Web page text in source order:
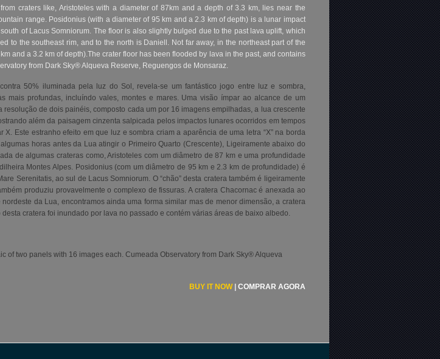
craters like, Aristoteles with a diameter of 87km and a depth of 3.3 km, lies near the
range. Posidonius (with a diameter of 95 km and a 2.3 km of depth) is a lunar impact
of Lacus Somniorum. The floor is also slightly bulged due to the past lava uplift, which
to the southeast rim, and to the north is Daniell. Not far away, in the northeast part of the
and a 3.2 km of depth).The crater floor has been flooded by lava in the past, and contains
from Dark Sky® Alqueva Reserve, Reguengos de Monsaraz.
50% iluminada pela luz do Sol, revela-se um fantástico jogo entre luz e sombra,
mais profundas, incluíndo vales, montes e mares. Uma visão ímpar ao alcance de um
de dois painéis, composto cada um por 16 imagens empilhadas, a lua crescente
além da paisagem cinzenta salpicada pelos impactos lunares ocorridos em tempos
Este estranho efeito em que luz e sombra criam a aparência de uma letra “X” na borda
horas antes da Lua atingir o Primeiro Quarto (Crescente), Ligeiramente abaixo do
de algumas crateras como, Aristoteles com um diâmetro de 87 km e uma profundidade
Montes Alpes. Posidonius (com um diâmetro de 95 km e 2.3 km de profundidade) é
Serenitatis, ao sul de Lacus Somniorum. O “chão” desta cratera também é ligeiramente
produziu provavelmente o complexo de fissuras. A cratera Chacornac é anexada ao
da Lua, encontramos ainda uma forma similar mas de menor dimensão, a cratera
cratera foi inundado por lava no passado e contém várias áreas de baixo albedo.
of two panels with 16 images each. Cumeada Observatory from Dark Sky® Alqueva
BUY IT NOW| COMPRAR AGORA